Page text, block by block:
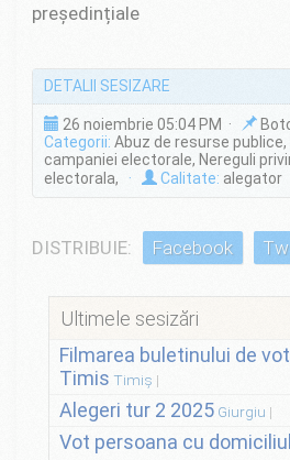
președințiale
DETALII SESIZARE
26 noiembrie 05:04 PM ·
Categorii: Abuz de resurse
campaniei electorale, Nereguli
electorala,
· Calitate: alegator
DISTRIBUIE: Facebook
Ultimele sesizări
Filmarea buletinului de
Timis Timiș
Alegeri tur 2 2025 Giurgiu
Vot persoana cu